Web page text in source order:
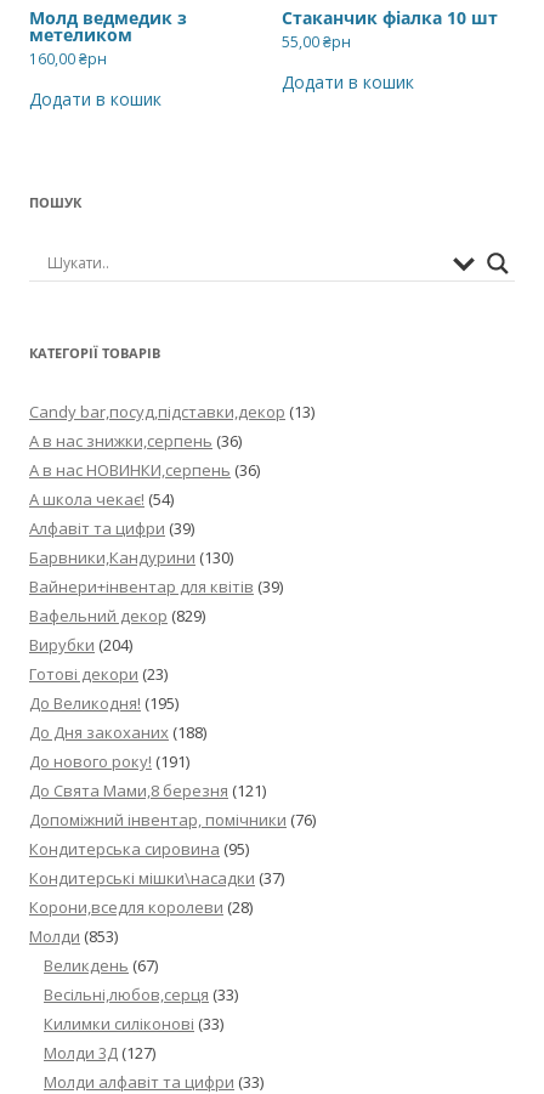
Молд ведмедик з
метеликом
160,00₴рн
Додати в кошик
Стаканчик фіалка 10 шт
55,00₴рн
Додати в кошик
ПОШУК
КАТЕГОРІЇ ТОВАРІВ
Candy bar,посуд,підставки,декор (13)
А в нас знижки,серпень (36)
А в нас НОВИНКИ,серпень (36)
А школа чекає! (54)
Алфавіт та цифри (39)
Барвники,Кандурини (130)
Вайнери+інвентар для квітів (39)
Вафельний декор (829)
Вирубки (204)
Готові декори (23)
До Великодня! (195)
До Дня закоханих (188)
До нового року! (191)
До Свята Мами,8 березня (121)
Допоміжний інвентар, помічники (76)
Кондитерська сировина (95)
Кондитерські мішки\насадки (37)
Корони,вседля королеви (28)
Молди (853)
Великдень (67)
Весільні,любов,серця (33)
Килимки силіконові (33)
Молди 3Д (127)
Молди алфавіт та цифри (33)